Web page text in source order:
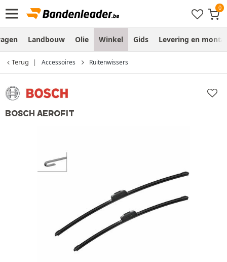
Landbouw Olie Winkel Gids Levering en
Terug Accessoires Ruitenwissers
BOSCH AEROFIT